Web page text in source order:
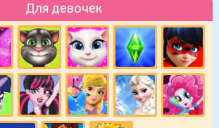
Для девочек